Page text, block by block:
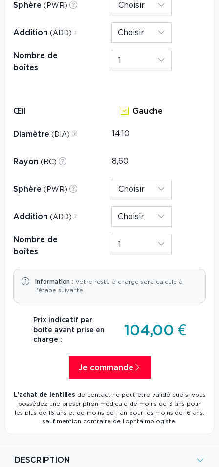
DESCRIPTION
Sphère (PWR)
Addition (ADD)
Nombre de
boîtes
Œil Gauche
Diamètre (DIA)
Rayon (BC)
Sphère (PWR)
Addition (ADD)
Nombre de
boîtes
Information : Votre reste à charge sera calculé à
l'étape suivante.
Prix indicatif par
boite avant prise en
charge :
104,00 €
Je commande
L’achat de lentilles de contact ne peut être validé que si vous
possédez une prescription médicale de moins de 3 ans pour
les plus de 16 ans et de moins de 1 an pour les moins de 16 ans,
sauf mention contraire de l’ophtalmologiste.